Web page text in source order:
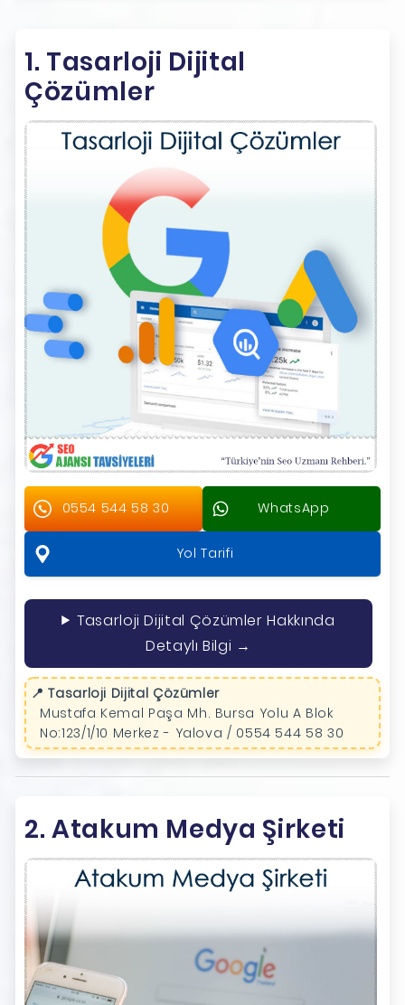
1. Tasarloji Dijital
Çözümler
0554 544 58 30 WhatsApp
Yol Tarifi
Tasarloji Dijital Çözümler Hakkında
Detaylı Bilgi →
📍 Tasarloji Dijital Çözümler
Mustafa Kemal Paşa Mh. Bursa Yolu A Blok
No:123/1/10 Merkez - Yalova / 0554 544 58 30
2. Atakum Medya Şirketi